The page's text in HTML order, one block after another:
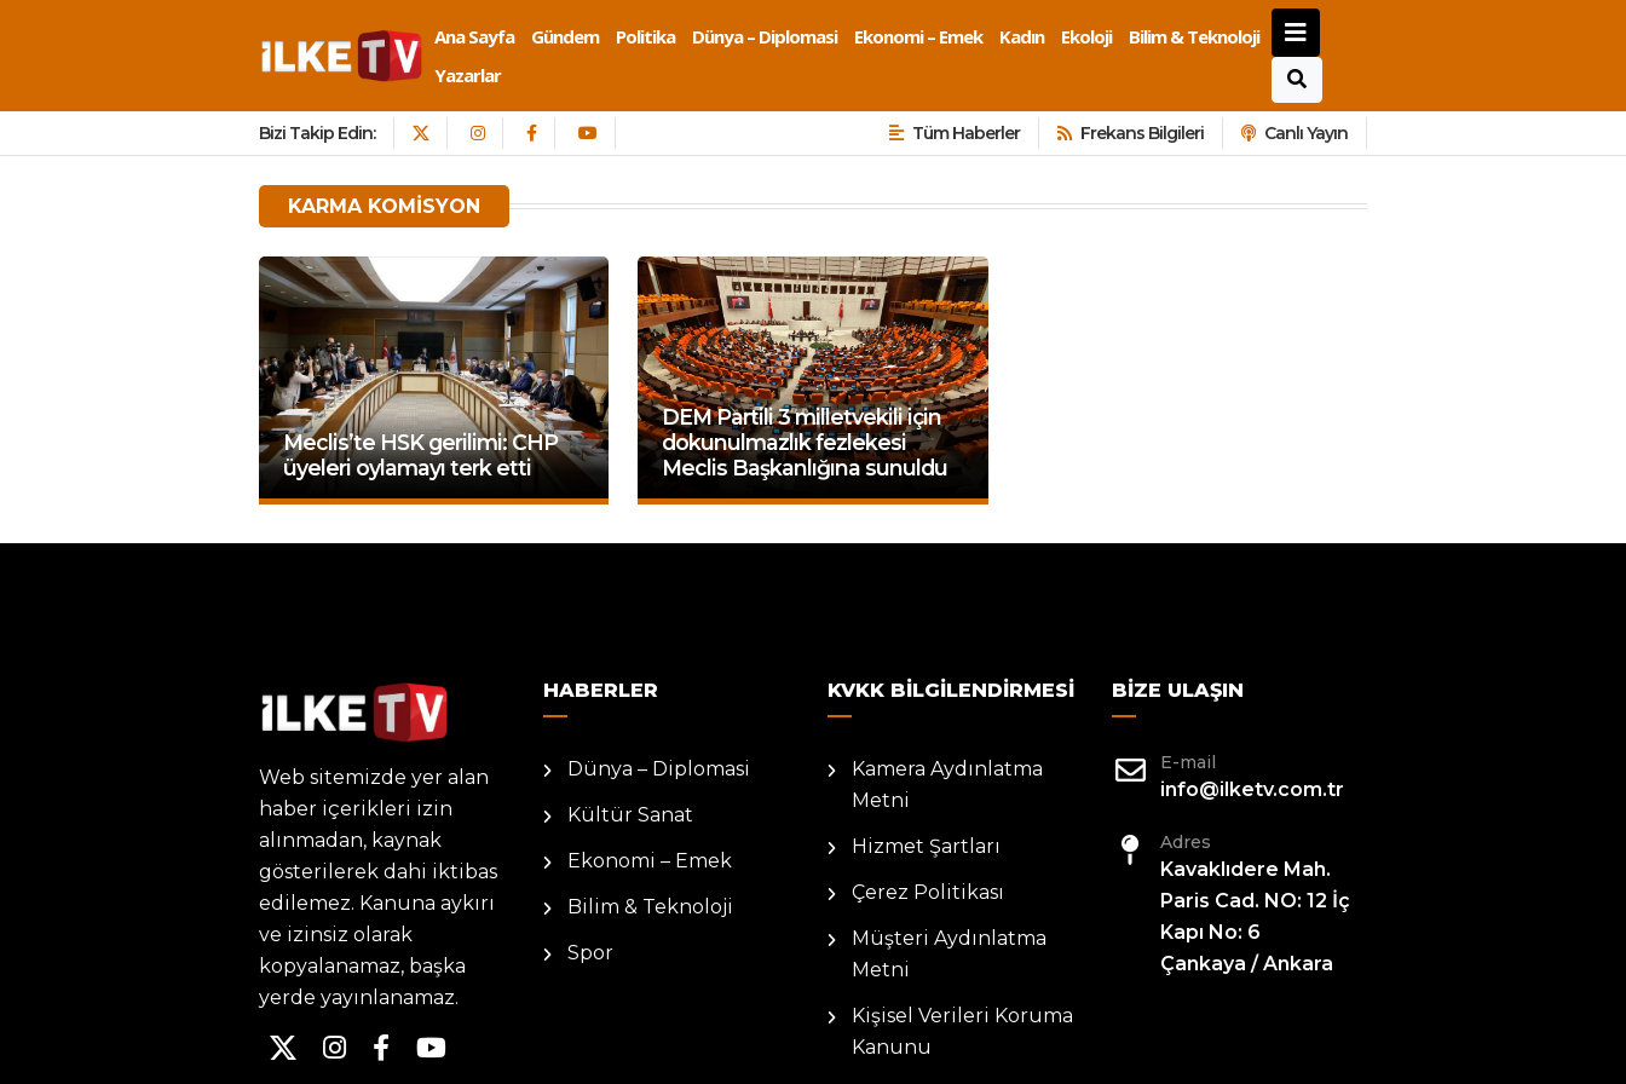
Ana Sayfa Gündem Politika Dünya – Diplomasi Ekonomi – Emek Kadın Ekoloji
Bilim & Teknoloji
Yazarlar
Bizi Takip Edin: Tüm Haberler Frekans Bilgileri Canlı Yayın
KARMA KOMISYON
Meclis’te HSK gerilimi: CHP
üyeleri oylamayı terk etti
DEM Partili 3 milletvekili için
dokunulmazlık fezlekesi
Meclis Başkanlığına sunuldu
Web sitemizde yer alan
haber içerikleri izin
alınmadan, kaynak
gösterilerek dahi iktibas
edilemez. Kanuna aykırı
ve izinsiz olarak
kopyalanamaz, başka
yerde yayınlanamaz.
HABERLER
Dünya – Diplomasi
Kültür Sanat
Ekonomi – Emek
Bilim & Teknoloji
Spor
KVKK BILGILENDIRMESI
Kamera Aydınlatma
Metni
Hizmet Şartları
Çerez Politikası
Müşteri Aydınlatma
Metni
Kişisel Verileri Koruma
Kanunu
BIZE ULAŞIN
E-mail
info@ilketv.com.tr
Adres
Kavaklıdere Mah.
Paris Cad. NO: 12 İç
Kapı No: 6
Çankaya / Ankara